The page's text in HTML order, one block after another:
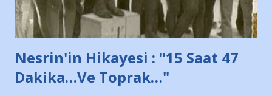
yazının hemen ardından bu habe...
Nesrin'in Hikayesi : "15 Saat 47
Dakika…Ve Toprak…"